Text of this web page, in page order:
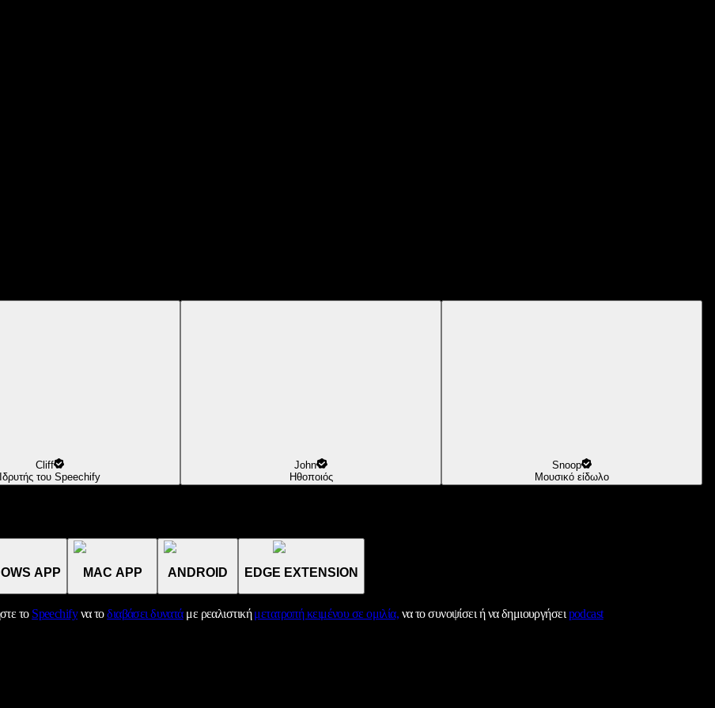
Cliff
Ιδρυτής του Speechify
John
Ηθοποιός
Snoop
Μουσικό είδωλο
APP MAC APP ANDROID EDGE EXTENSION
το Speechifyνα τοδιαβάσει δυνατάμε ρεαλιστικήμετατροπή κειμένου σε ομιλία, να το συνοψίσει ή να δημιουργήσειpodcast